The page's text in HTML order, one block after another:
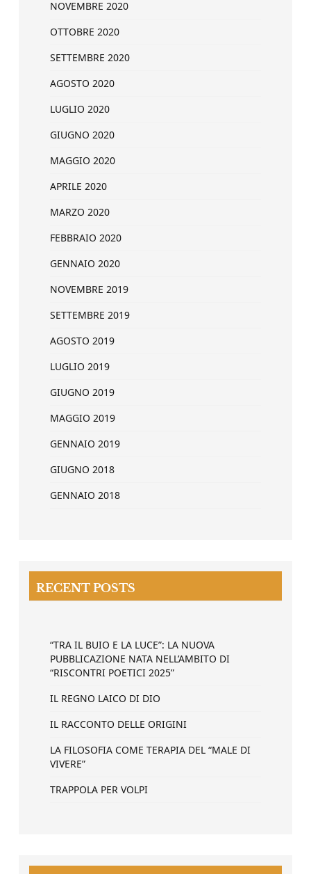
NOVEMBRE 2020
OTTOBRE 2020
SETTEMBRE 2020
AGOSTO 2020
LUGLIO 2020
GIUGNO 2020
MAGGIO 2020
APRILE 2020
MARZO 2020
FEBBRAIO 2020
GENNAIO 2020
NOVEMBRE 2019
SETTEMBRE 2019
AGOSTO 2019
LUGLIO 2019
GIUGNO 2019
MAGGIO 2019
GENNAIO 2019
GIUGNO 2018
GENNAIO 2018
RECENT POSTS
“TRA IL BUIO E LA LUCE”: LA NUOVA
PUBBLICAZIONE NATA NELL’AMBITO DI
“RISCONTRI POETICI 2025”
IL REGNO LAICO DI DIO
IL RACCONTO DELLE ORIGINI
LA FILOSOFIA COME TERAPIA DEL “MALE DI
VIVERE”
TRAPPOLA PER VOLPI